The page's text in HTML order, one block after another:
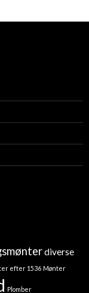
diverse
efter 1536 Mønter
Plomber